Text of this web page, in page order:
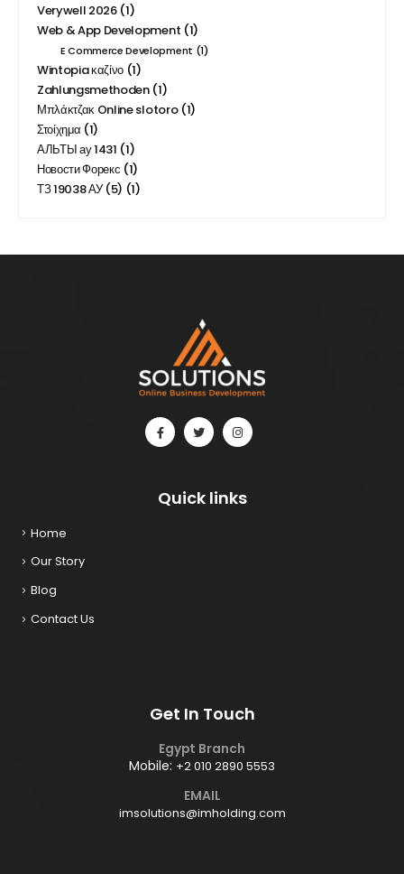
Verywell 2026(1)
Web & App Development (1)
E Commerce Development (1)
Wintopia καζίνο (1)
Zahlungsmethoden(1)
Μπλάκτζακ Online slotoro(1)
Στοίχημα (1)
АЛЬТЫ ау 1431 (1)
Новости Форекс (1)
ТЗ 19038 АУ (5) (1)
Quick links
Home
Our Story
Blog
Contact Us
Get In Touch
Egypt Branch
Mobile: +2 010 2890 5553
EMAIL
imsolutions@imholding.com